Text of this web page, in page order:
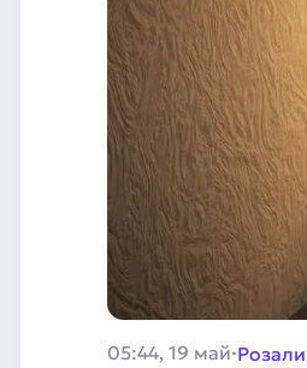
05:44, 19 май·